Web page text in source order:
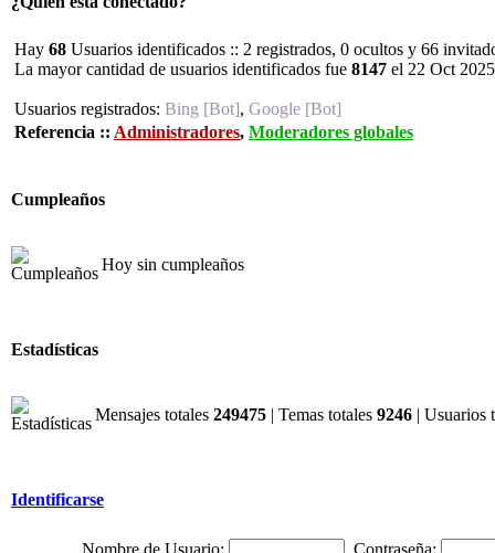
Hay 68 Usuarios identificados :: 2 registrados, 0 ocultos y 66
La mayor cantidad de usuarios identificados fue 8147 el 22 Oct
Usuarios registrados: Bing [Bot], Google [Bot]
Referencia :: Administradores, Moderadores globales
Cumpleaños
Hoy sin cumpleaños
Estadísticas
Mensajes totales 249475 | Temas totales 9246 | Usuarios
Identificarse
Nombre de Usuario: Contraseña: